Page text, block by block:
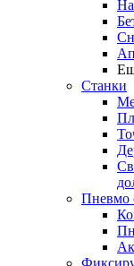
Станки
Пневмо